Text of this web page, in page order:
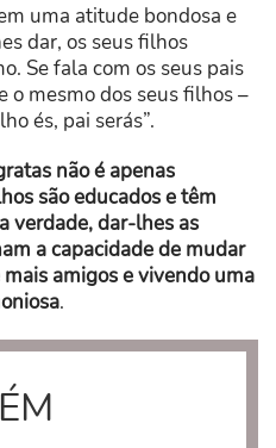
uma atitude bondosa e
dar, os seus filhos
Se fala com os seus pais
o mesmo dos seus filhos –
és, pai serás”.
não é apenas
são educados e têm
verdade, dar-lhes as
a capacidade de mudar
amigos e vivendo uma
.